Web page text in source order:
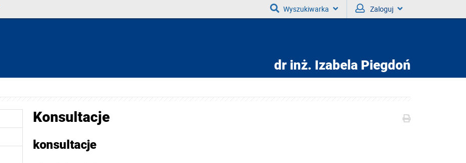
Wyszukiwarka Zaloguj
dr inż. Izabela Piegdoń
Konsultacje
konsultacje